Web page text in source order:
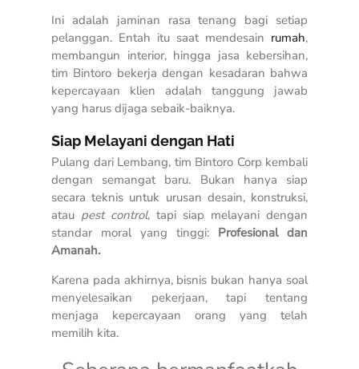
Ini adalah jaminan rasa tenang bagi setiap
pelanggan. Entah itu saat mendesain rumah,
membangun interior, hingga jasa kebersihan,
tim Bintoro bekerja dengan kesadaran bahwa
kepercayaan klien adalah tanggung jawab
yang harus dijaga sebaik-baiknya.
Siap Melayani dengan Hati
Pulang dari Lembang, tim Bintoro Corp kembali
dengan semangat baru. Bukan hanya siap
secara teknis untuk urusan desain, konstruksi,
atau pest control, tapi siap melayani dengan
standar moral yang tinggi: Profesional dan
Amanah.
Karena pada akhirnya, bisnis bukan hanya soal
menyelesaikan pekerjaan, tapi tentang
menjaga kepercayaan orang yang telah
memilih kita.